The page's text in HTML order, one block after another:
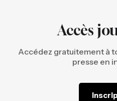
Accès
Accédez gratuitement à
presse en